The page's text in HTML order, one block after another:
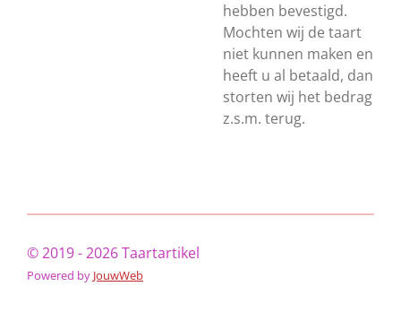
hebben bevestigd.
Mochten wij de taart
niet kunnen maken en
heeft u al betaald, dan
storten wij het bedrag
z.s.m. terug.
© 2019 - 2026 Taartartikel
Powered by JouwWeb